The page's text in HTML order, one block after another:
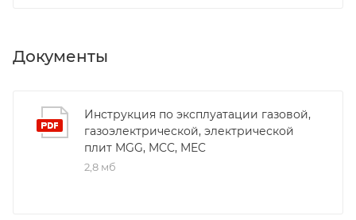
Документы
Инструкция по эксплуатации газовой,
газоэлектрической, электрической
плит MGG, MCC, MEC
2,8 мб